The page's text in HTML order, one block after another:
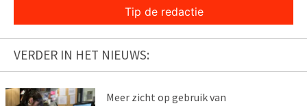
Tip de redactie
VERDER IN HET NIEUWS:
Meer zicht op gebruik van